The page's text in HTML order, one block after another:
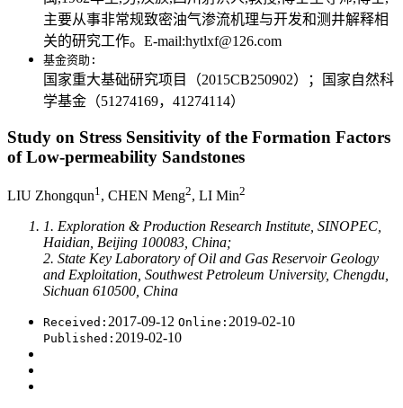
主要从事非常规致密油气渗流机理与开发和测井解释相
关的研究工作。E-mail:hytlxf@126.com
基金资助:
国家重大基础研究项目（2015CB250902）；国家自然科
学基金（51274169，41274114）
Study on Stress Sensitivity of the Formation Factors
of Low-permeability Sandstones
LIU Zhongqun1 , CHEN Meng2, LI Min2
1. Exploration & Production Research Institute, SINOPEC,
Haidian, Beijing 100083, China;
2. State Key Laboratory of Oil and Gas Reservoir Geology
and Exploitation, Southwest Petroleum University, Chengdu,
Sichuan 610500, China
Received: 2017-09-12 Online: 2019-02-10
Published: 2019-02-10